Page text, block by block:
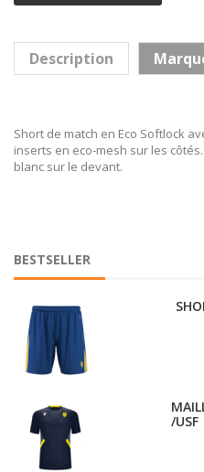
Description
Short de match en Eco Softlock
inserts en eco-mesh sur les
blanc sur le devant.
BESTSELLER
/USF